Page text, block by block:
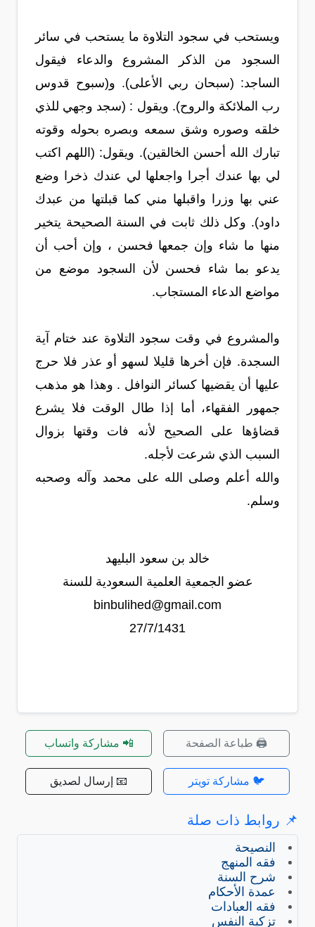
ويستحب في سجود التلاوة ما يستحب في سائر
السجود من الذكر المشروع والدعاء فيقول
الساجد: (سبحان ربي الأعلى). و(سبوح قدوس
رب الملائكة والروح). ويقول : (سجد وجهي للذي
خلقه وصوره وشق سمعه وبصره بحوله وقوته
تبارك الله أحسن الخالقين). ويقول: (اللهم اكتب
لي بها عندك أجرا واجعلها لي عندك ذخرا وضع
عني بها وزرا واقبلها مني كما قبلتها من عبدك
داود). وكل ذلك ثابت في السنة الصحيحة يتخير
منها ما شاء وإن جمعها فحسن ، وإن أحب أن
يدعو بما شاء فحسن لأن السجود موضع من
مواضع الدعاء المستجاب.
والمشروع في وقت سجود التلاوة عند ختام آية
السجدة. فإن أخرها قليلا لسهو أو عذر فلا حرج
عليها أن يقضيها كسائر النوافل . وهذا هو مذهب
جمهور الفقهاء، أما إذا طال الوقت فلا يشرع
قضاؤها على الصحيح لأنه فات وقتها بزوال
السبب الذي شرعت لأجله.
والله أعلم وصلى الله على محمد وآله وصحبه
وسلم.
خالد بن سعود البليهد
عضو الجمعية العلمية السعودية للسنة
binbulihed@gmail.com
27/7/1431
🖨️ طباعة الصفحة 📲 مشاركة واتساب
🐦 مشاركة تويتر 📧 إرسال لصديق
📌 روابط ذات صلة
النصيحة
فقه المنهج
شرح السنة
عمدة الأحكام
فقه العبادات
تزكية النفس